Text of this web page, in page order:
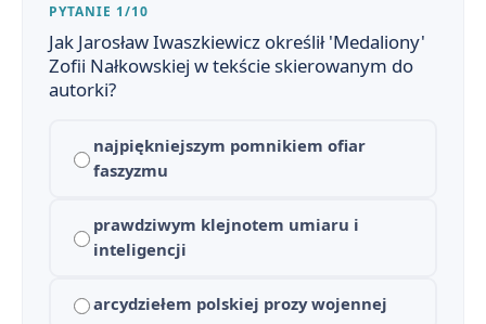
PYTANIE 1/10
Jak Jarosław Iwaszkiewicz określił 'Medaliony'
Zofii Nałkowskiej w tekście skierowanym do
autorki?
najpiękniejszym pomnikiem ofiar
faszyzmu
prawdziwym klejnotem umiaru i
inteligencji
arcydziełem polskiej prozy wojennej